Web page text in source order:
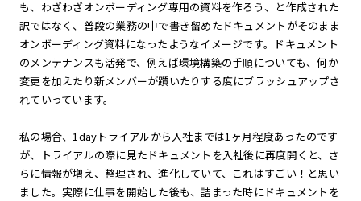
も、わざわざオンボーディング専用の資料を作ろう、と作成された
訳ではなく、普段の業務の中で書き留めたドキュメントがそのまま
オンボーディング資料になったようなイメージです。ドキュメント
のメンテナンスも活発で、例えば環境構築の手順についても、何か
変更を加えたり新メンバーが躓いたりする度にブラッシュアップさ
れていっています。
私の場合、1dayトライアルから入社までは1ヶ月程度あったのです
が、トライアルの際に見たドキュメントを入社後に再度開くと、さ
らに情報が増え、整理され、進化していて、これはすごい！と思い
ました。実際に仕事を開始した後も、詰まった時にドキュメントを